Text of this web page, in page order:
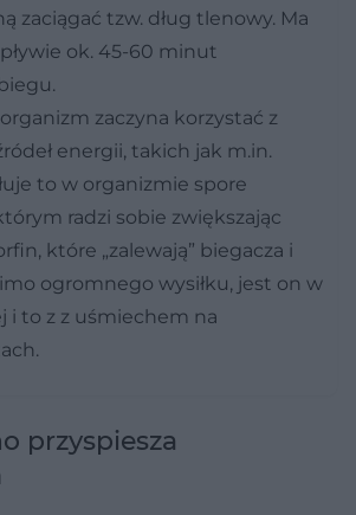
zaciągać tzw. dług tlenowy. Ma
ok. 45-60 minut
zaczyna korzystać z
energii, takich jak m.in.
to w organizmie spore
radzi sobie zwiększając
które „zalewają” biegacza i
ogromnego wysiłku, jest on w
i to z z uśmiechem na
przyspiesza